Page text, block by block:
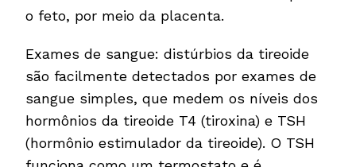
o feto, por meio da placenta.
Exames de sangue: distúrbios da tireoide
são facilmente detectados por exames de
sangue simples, que medem os níveis dos
hormônios da tireoide T4 (tiroxina) e TSH
(hormônio estimulador da tireoide). O TSH